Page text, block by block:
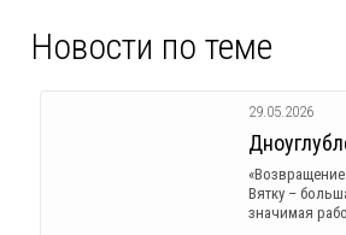
Новости по теме
29.05.2026
Вятку –
значимая